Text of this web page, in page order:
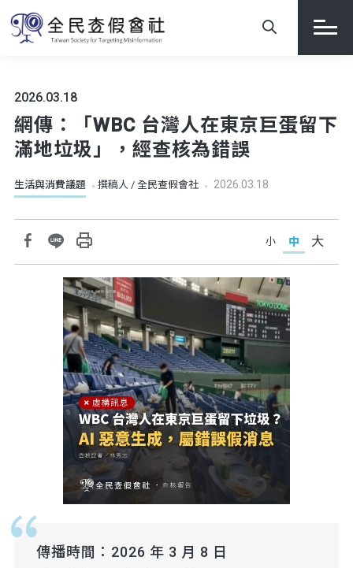
2026.03.18
網傳：「WBC 台灣人在東京巨蛋留下
滿地垃圾」，經查核為錯誤
生活與消費議題 撰稿人 / 全民查假會社 2026.03.18
小 中 大
傳播時間：2026 年 3 月 8 日